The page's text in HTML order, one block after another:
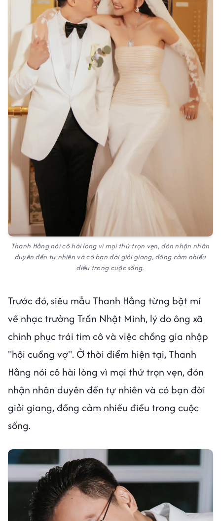
Thanh Hằng nói cô hài lòng vì mọi thứ trọn vẹn, đón nhận nhân
duyên đến tự nhiên và có bạn đời giỏi giang, đồng cảm nhiều
điều trong cuộc sống.
Trước đó, siêu mẫu Thanh Hằng từng bật mí
về nhạc trưởng Trần Nhật Minh, lý do ông xã
chinh phục trái tim cô và việc chồng gia nhập
"hội cuồng vợ". Ở thời điểm hiện tại, Thanh
Hằng nói cô hài lòng vì mọi thứ trọn vẹn, đón
nhận nhân duyên đến tự nhiên và có bạn đời
giỏi giang, đồng cảm nhiều điều trong cuộc
sống.